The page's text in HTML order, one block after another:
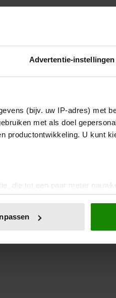
Advertentie-instellingen
(bijv. uw IP-adres) met
met als doel
productontwikkeling. U kunt
die tot een paar meter
op specifieke eigenschappen
om functies voor
gegevens combineren met
van hun services. U gaat